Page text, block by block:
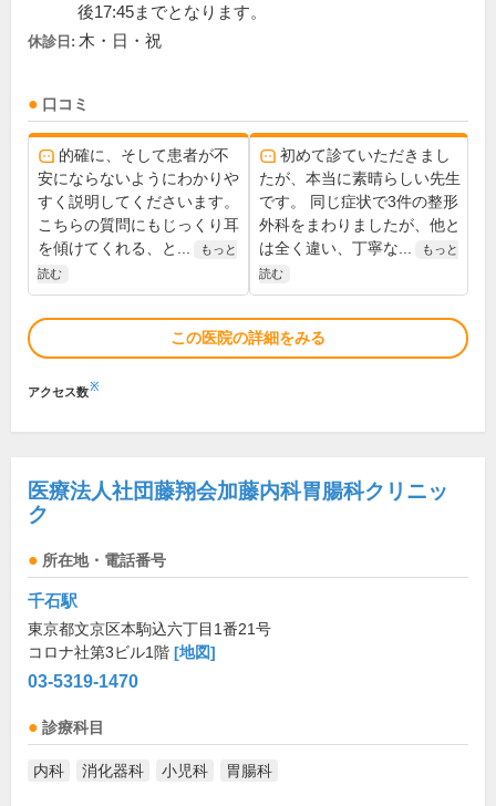
後17:45までとなります。
休診日: 木・日・祝
口コミ
的確に、そして患者が不
安にならないようにわかりや
すく説明してくださいます。
こちらの質問にもじっくり耳
を傾けてくれる、と...
もっと
読む
初めて診ていただきまし
たが、本当に素晴らしい先生
です。 同じ症状で3件の整形
外科をまわりましたが、他と
は全く違い、丁寧な...
もっと
読む
この医院の詳細をみる
アクセス数※
医療法人社団藤翔会加藤内科胃腸科クリニッ
ク
所在地・電話番号
千石駅
東京都文京区本駒込六丁目1番21号
コロナ社第3ビル1階 [地図]
03-5319-1470
診療科目
内科 消化器科 小児科 胃腸科